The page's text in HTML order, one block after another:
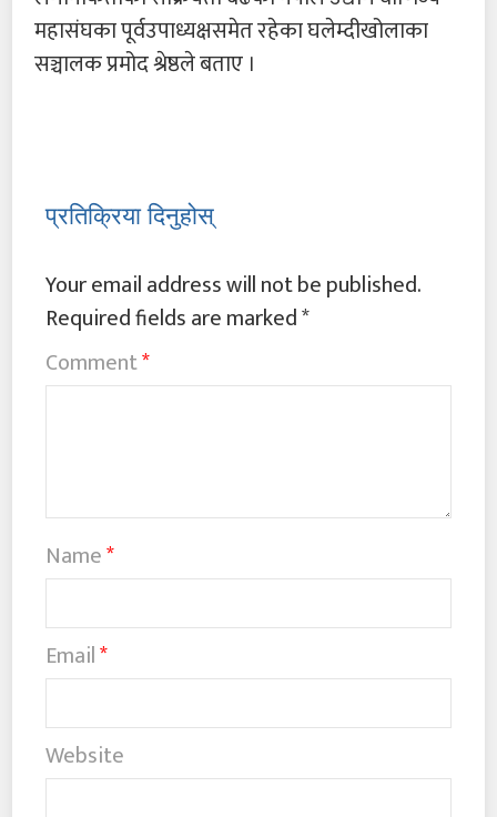
महासंघका पूर्वउपाध्यक्षसमेत रहेका घलेम्दीखोलाका
सञ्चालक प्रमोद श्रेष्ठले बताए ।
प्रतिक्रिया दिनुहोस्
Your email address will not be published.
Required fields are marked*
Comment*
Name*
Email*
Website